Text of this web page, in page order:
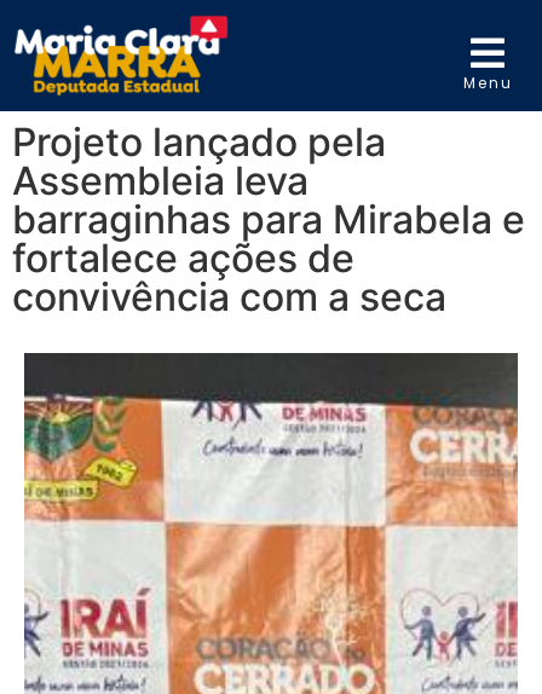
Menu
Projeto lançado pela
Assembleia leva
barraginhas para Mirabela e
fortalece ações de
convivência com a seca